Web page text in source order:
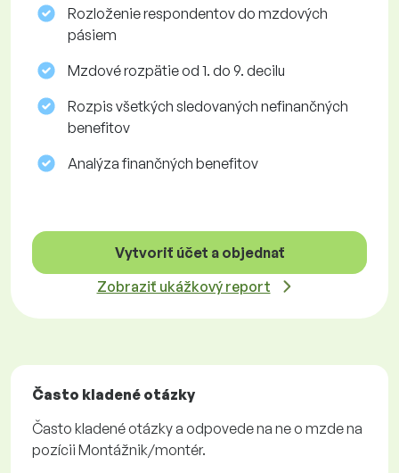
Rozloženie respondentov do mzdových
pásiem
Mzdové rozpätie od 1. do 9. decilu
Rozpis všetkých sledovaných nefinančných
benefitov
Analýza finančných benefitov
Vytvoriť účet a objednať
Zobraziť ukážkový report
Často kladené otázky
Často kladené otázky a odpovede na ne o mzde na
pozícii Montážnik/montér.